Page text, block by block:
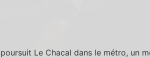
Le Chacal dans le métro, un